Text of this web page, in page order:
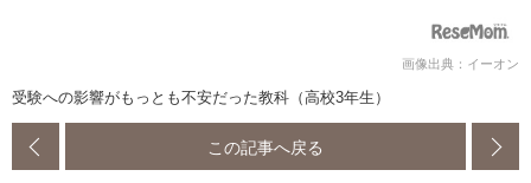
画像出典：イーオン
受験への影響がもっとも不安だった教科（高校3年生）
この記事へ戻る